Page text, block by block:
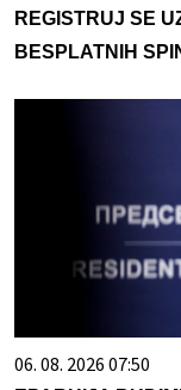
REGISTRUJ SE
BESPLATNIH
06. 08. 2026 07:50